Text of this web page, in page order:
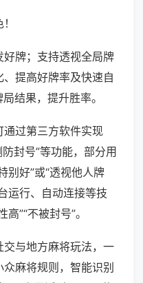
牌；支持透视全局牌
提高好牌率及快速自
结果，提升胜率。
过第三方软件实现
封号”等功能，部分用
别好”或“透视他人牌
运行、自动连接等技
”“不被封号”。
与地方麻将玩法，一
麻将规则，智能识别